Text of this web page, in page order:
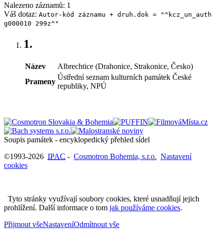
Nalezeno záznamů: 1
Váš dotaz: Autor-kód záznamu + druh.dok = "^kcz_un_auth
g000010 299z^"
1.
Název
Albrechtice (Drahonice, Strakonice, Česko)
Prameny
Ústřední seznam kulturních památek České
republiky, NPÚ
Soupis památek - encyklopedický přehled sídel
©1993-2026 IPAC - Cosmotron Bohemia, s.r.o. Nastavení
cookies
Tyto stránky využívají soubory cookies, které usnadňují jejich
prohlížení. Další informace o tom jak používáme cookies.
Přijmout všeNastaveníOdmítnout vše